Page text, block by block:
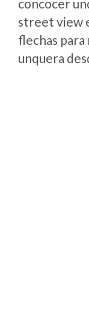
concocer
street view
flechas
unquera